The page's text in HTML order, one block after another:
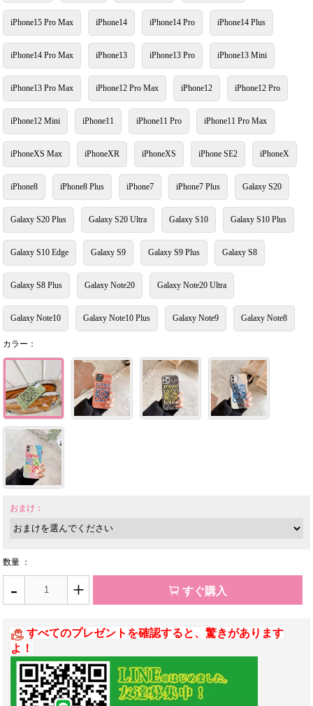
iPhone15 Pro Max iPhone14 iPhone14 Pro iPhone14 Plus
iPhone14 Pro Max iPhone13 iPhone13 Pro iPhone13 Mini
iPhone13 Pro Max iPhone12 Pro Max iPhone12 iPhone12 Pro
iPhone12 Mini iPhone11 iPhone11 Pro iPhone11 Pro Max
iPhoneXS Max iPhoneXR iPhoneXS iPhone SE2 iPhoneX
iPhone8 iPhone8 Plus iPhone7 iPhone7 Plus Galaxy S20
Galaxy S20 Plus Galaxy S20 Ultra Galaxy S10 Galaxy S10 Plus
Galaxy S10 Edge Galaxy S9 Galaxy S9 Plus Galaxy S8
Galaxy S8 Plus Galaxy Note20 Galaxy Note20 Ultra
Galaxy Note10 Galaxy Note10 Plus Galaxy Note9 Galaxy Note8
カラー：
おまけ：
数量 ：
- + すぐ購入
すべてのプレゼントを確認すると、驚きがあります
よ！